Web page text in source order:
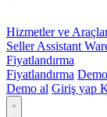
Hizmetler ve
Seller Assistant
Fiyatlandırma
Fiyatlandırma
Demo al Giriş yap